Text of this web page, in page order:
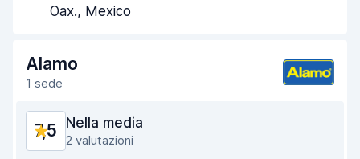
Rapidità della riconsegna
Pulizia del veicolo 9,6
Condizioni dell'auto
Oax., Mexico
Alamo
1 sede
7,5 Nella media
2 valutazioni